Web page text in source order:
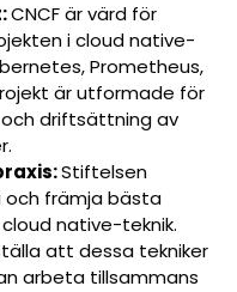
CNCF är värd för
i cloud native-
Prometheus,
är utformade för
driftsättning av
Stiftelsen
främja bästa
native-teknik.
att dessa tekniker
arbeta tillsammans